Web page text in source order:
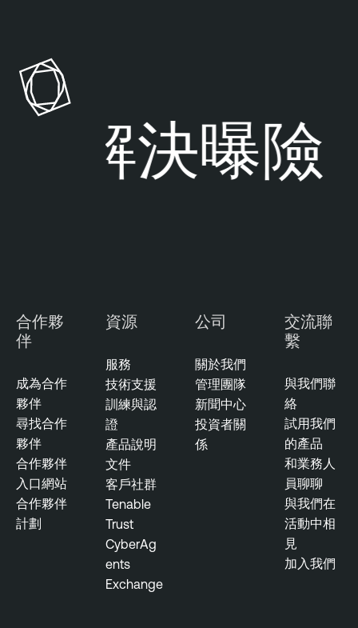
解決曝險
合作夥
伴
成為合作
夥伴
尋找合作
夥伴
合作夥伴
入口網站
合作夥伴
計劃
資源
服務
技術支援
訓練與認
證
產品說明
文件
客戶社群
Tenable
Trust
CyberAg
ents
Exchange
公司
關於我們
管理團隊
新聞中心
投資者關
係
交流聯
繫
與我們聯
絡
試用我們
的產品
和業務人
員聊聊
與我們在
活動中相
見
加入我們